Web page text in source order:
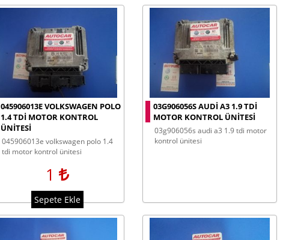
045906013E VOLKSWAGEN POLO
1.4 TDI MOTOR KONTROL
ÜNITESI
045906013e volkswagen polo 1.4
tdi motor kontrol ünitesi
1
Sepete Ekle
03G906056S AUDI A3 1.9 TDI
MOTOR KONTROL ÜNITESI
03g906056s audi a3 1.9 tdi motor
kontrol ünitesi